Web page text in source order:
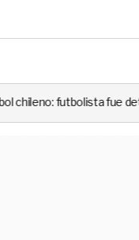
Noticia
fue detenido tras casi